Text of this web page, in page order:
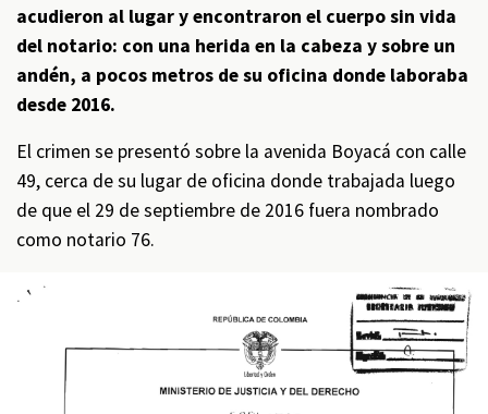
acudieron al lugar y encontraron el cuerpo sin vida
del notario: con una herida en la cabeza y sobre un
andén, a pocos metros de su oficina donde laboraba
desde 2016.
El crimen se presentó sobre la avenida Boyacá con calle
49, cerca de su lugar de oficina donde trabajada luego
de que el 29 de septiembre de 2016 fuera nombrado
como notario 76.